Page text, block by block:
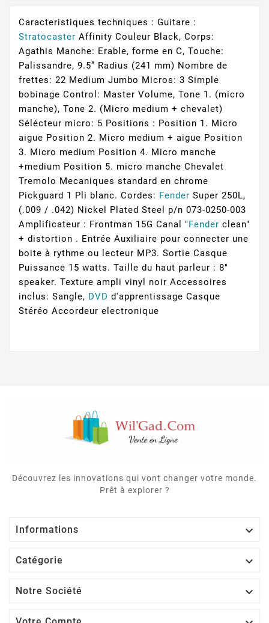
Caracteristiques techniques : Guitare :
Stratocaster Affinity Couleur Black, Corps:
Agathis Manche: Erable, forme en C, Touche:
Palissandre, 9.5” Radius (241 mm) Nombre de
frettes: 22 Medium Jumbo Micros: 3 Simple
bobinage Control: Master Volume, Tone 1. (micro
manche), Tone 2. (Micro medium + chevalet)
Sélécteur micro: 5 Positions : Position 1. Micro
aigue Position 2. Micro medium + aigue Position
3. Micro medium Position 4. Micro manche
+medium Position 5. micro manche Chevalet
Tremolo Mecaniques standard en chrome
Pickguard 1 Pli blanc. Cordes: Fender Super 250L,
(.009 / .042) Nickel Plated Steel p/n 073-0250-003
Amplificateur : Frontman 15G Canal "Fender clean"
+ distortion . Entrée Auxiliaire pour connecter une
boite à rythme ou lecteur MP3. Sortie Casque
Puissance 15 watts. Taille du haut parleur : 8"
speaker. Texture ampli vinyl noir Accessoires
inclus: Sangle, DVD d'apprentissage Casque
Stéréo Accordeur electronique
Découvrez les innovations qui vont changer votre monde.
Prêt à explorer ?
Informations 
Catégorie 
Notre Société 